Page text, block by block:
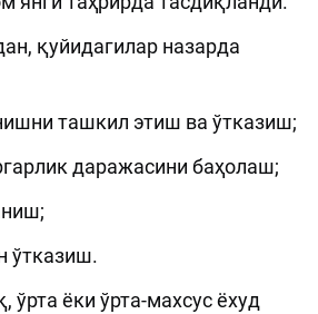
қуйидагилар назарда
ташкил этиш ва ўтказиш;
даражасини баҳолаш;
ўтказиш.
ўрта ёки ўрта-махсус ёхуд